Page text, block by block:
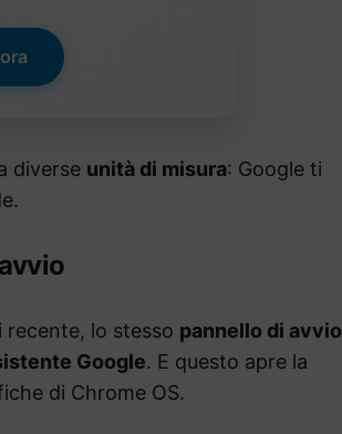
diverse unità di misura: Google ti
lo stesso pannello di avvio
Google. E questo apre la
di Chrome OS.